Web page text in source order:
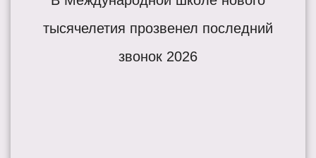
тысячелетия прозвенел последний
звонок 2026